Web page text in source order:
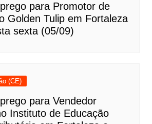
para Promotor de
Golden Tulip em Fortaleza
sexta (05/09)
(CE)
para Vendedor
Instituto de Educação